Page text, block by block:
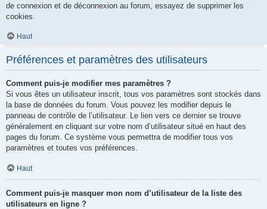
de connexion et de déconnexion au forum, essayez de supprimer les
cookies.
Haut
Préférences et paramètres des utilisateurs
Comment puis-je modifier mes paramètres ?
Si vous êtes un utilisateur inscrit, tous vos paramètres sont stockés dans
la base de données du forum. Vous pouvez les modifier depuis le
panneau de contrôle de l’utilisateur. Le lien vers ce dernier se trouve
généralement en cliquant sur votre nom d’utilisateur situé en haut des
pages du forum. Ce système vous permettra de modifier tous vos
paramètres et toutes vos préférences.
Haut
Comment puis-je masquer mon nom d’utilisateur de la liste des
utilisateurs en ligne ?